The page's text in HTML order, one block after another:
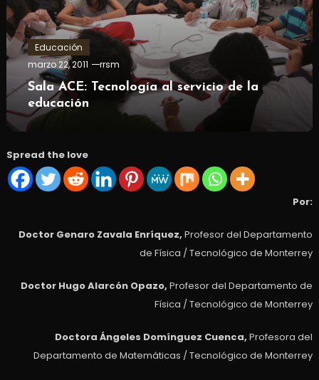
Educación
marzo 22, 2011
rrsm
Sala ACE: Tecnología al servicio de la
educación
Spread the love
Por:
Doctor Genaro Zavala Enríquez,Profesor del Departamento
de Física / Tecnológico de Monterrey
Doctor Hugo Alarcón Opazo,Profesor del Departamento de
Física / Tecnológico de Monterrey
Doctora Ángeles Domínguez Cuenca,Profesora del
Departamento de Matemáticas / Tecnológico de Monterrey